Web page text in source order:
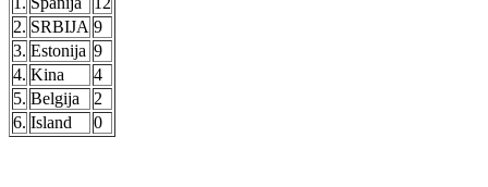
2. SRBIJA 9
3. Estonija 9
4. Kina
4
5. Belgija
2
6. Island 0